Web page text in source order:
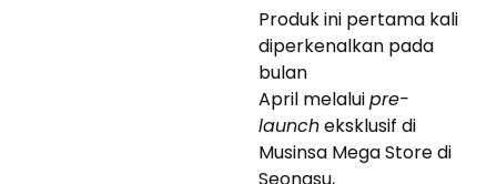
Produk ini pertama kali
diperkenalkan pada
bulan
April melaluipre-
launcheksklusif di
Musinsa Mega Store di
Seongsu,